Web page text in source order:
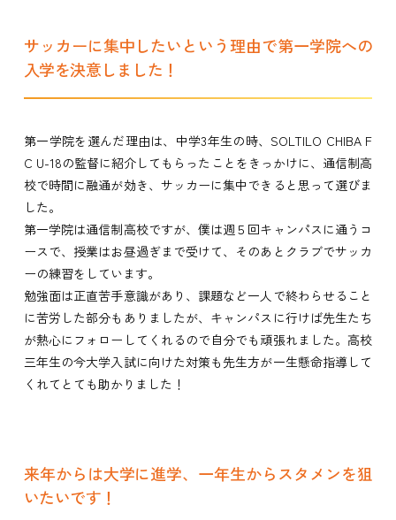
サッカーに集中したいという理由で第一学院への
入学を決意しました！
第一学院を選んだ理由は、中学3年生の時、SOLTILO CHIBA F
C U-18の監督に紹介してもらったことをきっかけに、通信制高
校で時間に融通が効き、サッカーに集中できると思って選びま
した。
第一学院は通信制高校ですが、僕は週５回キャンパスに通うコ
ースで、授業はお昼過ぎまで受けて、そのあとクラブでサッカ
ーの練習をしています。
勉強面は正直苦手意識があり、課題など一人で終わらせること
に苦労した部分もありましたが、キャンパスに行けば先生たち
が熱心にフォローしてくれるので自分でも頑張れました。高校
三年生の今大学入試に向けた対策も先生方が一生懸命指導して
くれてとても助かりました！
来年からは大学に進学、一年生からスタメンを狙
いたいです！